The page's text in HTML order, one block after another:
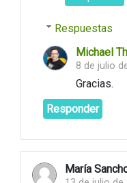
Respuestas
Michael
8 de julio
Gracias.
Responder
María